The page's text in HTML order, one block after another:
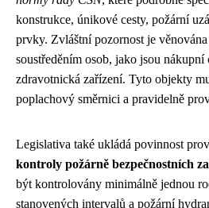
konstrukce, únikové cesty, požární
prvky. Zvláštní pozornost je
soustředěním osob, jako jsou
zdravotnická zařízení. Tyto objekty
poplachový směrnici a pravidelně
Legislativa také ukládá povinnost
kontroly požárně bezpečnostních
být kontrolovány minimálně jednou
stanovených intervalů a požární